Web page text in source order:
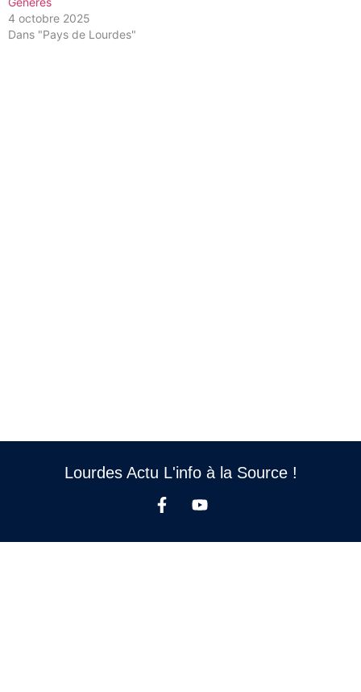
4 octobre 2025
Dans "Pays de Lourdes"
Lourdes Actu L'info à la Source !